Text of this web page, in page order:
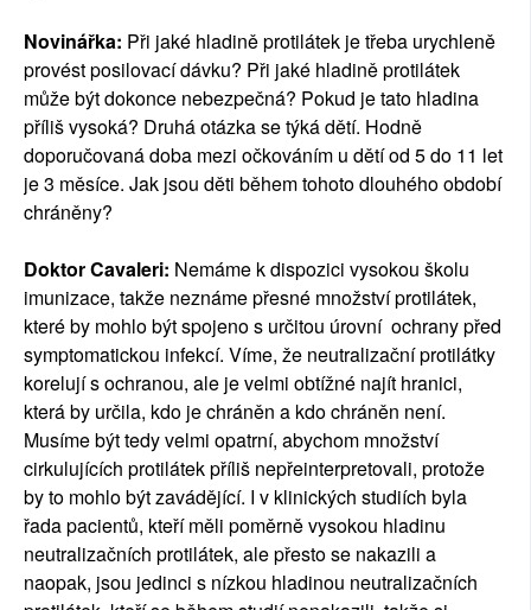
Novinářka: Při jaké hladině protilátek je třeba urychleně
provést posilovací dávku? Při jaké hladině protilátek
může být dokonce nebezpečná? Pokud je tato hladina
příliš vysoká? Druhá otázka se týká dětí. Hodně
doporučovaná doba mezi očkováním u dětí od 5 do 11 let
je 3 měsíce. Jak jsou děti během tohoto dlouhého období
chráněny?
Doktor Cavaleri: Nemáme k dispozici vysokou školu
imunizace, takže neznáme přesné množství protilátek,
které by mohlo být spojeno s určitou úrovní ochrany před
symptomatickou infekcí. Víme, že neutralizační protilátky
korelují s ochranou, ale je velmi obtížné najít hranici,
která by určila, kdo je chráněn a kdo chráněn není.
Musíme být tedy velmi opatrní, abychom množství
cirkulujících protilátek příliš nepřeinterpretovali, protože
by to mohlo být zavádějící. I v klinických studiích byla
řada pacientů, kteří měli poměrně vysokou hladinu
neutralizačních protilátek, ale přesto se nakazili a
naopak, jsou jedinci s nízkou hladinou neutralizačních